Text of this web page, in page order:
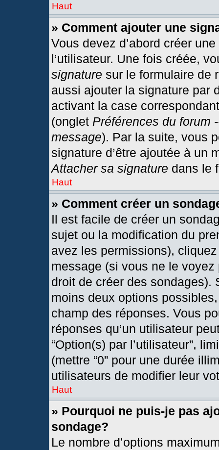
Haut
» Comment ajouter une
Vous devez d’abord créer
l’utilisateur. Une fois créée,
signature sur le formulaire de
aussi ajouter la signature par
activant la case
(onglet Préférences du forum
message). Par la suite, vous
signature d’être ajoutée à un
Attacher sa signature dans le
Haut
» Comment créer un
Il est facile de créer un
sujet ou la modification du
avez les permissions),
message (si vous ne le
droit de créer des sondages).
moins deux options
champ des réponses. Vous
réponses qu’un utilisateur
“Option(s) par l’utilisateur”,
(mettre “0” pour une durée
utilisateurs de modifier leur
Haut
» Pourquoi ne puis-je pas
sondage?
Le nombre d’options